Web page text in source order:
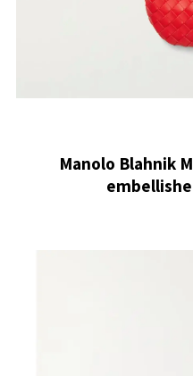
Manolo Blahnik